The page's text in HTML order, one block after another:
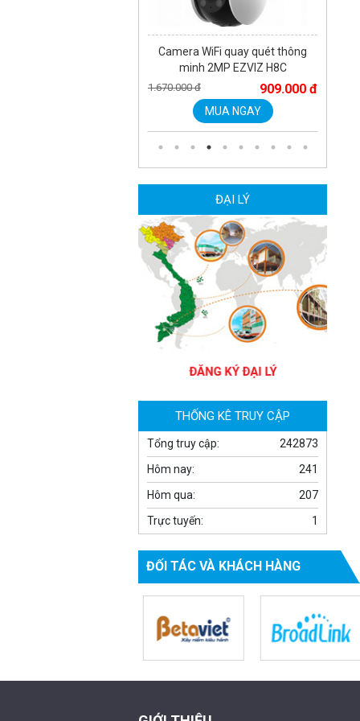
Camera WiFi quay quét thông
minh 2MP EZVIZ H8C
1.670.000 đ 909.000 đ
MUA NGAY
Camera WiFi EZVIZ H8C 2K 4MP
tích hợp Ai thông minh
1.939.000 đ 1.080.000 đ
MUA NGAY
Camera WiFi quay quét ngoài trời
2.060.000 đ 1.469.000 đ
MUA NGAY
ĐẠI LÝ
THỐNG KÊ TRUY CẬP
242873
Tổng truy cập:
241
Hôm nay:
207
Hôm qua:
1
Trực tuyến:
ĐỐI TÁC VÀ KHÁCH HÀNG